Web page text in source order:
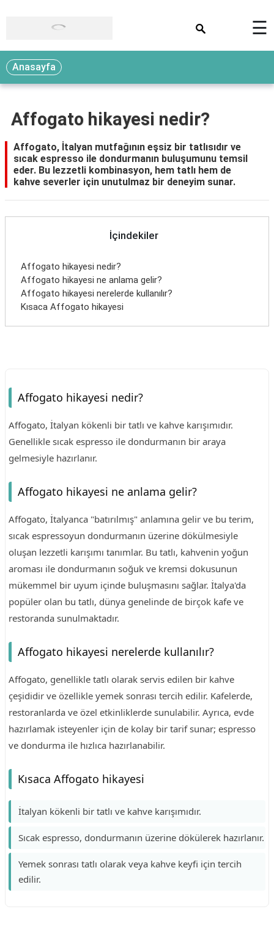
☰
Anasayfa
Affogato hikayesi nedir?
Affogato, İtalyan mutfağının eşsiz bir tatlısıdır ve
sıcak espresso ile dondurmanın buluşumunu temsil
eder. Bu lezzetli kombinasyon, hem tatlı hem de
kahve severler için unutulmaz bir deneyim sunar.
İçindekiler
Affogato hikayesi nedir?
Affogato hikayesi ne anlama gelir?
Affogato hikayesi nerelerde kullanılır?
Kısaca Affogato hikayesi
Affogato hikayesi nedir?
Affogato, İtalyan kökenli bir tatlı ve kahve karışımıdır.
Genellikle sıcak espresso ile dondurmanın bir araya
gelmesiyle hazırlanır.
Affogato hikayesi ne anlama gelir?
Affogato, İtalyanca "batırılmış" anlamına gelir ve bu terim,
sıcak espressoyun dondurmanın üzerine dökülmesiyle
oluşan lezzetli karışımı tanımlar. Bu tatlı, kahvenin yoğun
aroması ile dondurmanın soğuk ve kremsi dokusunun
mükemmel bir uyum içinde buluşmasını sağlar. İtalya'da
popüler olan bu tatlı, dünya genelinde de birçok kafe ve
restoranda sunulmaktadır.
Affogato hikayesi nerelerde kullanılır?
Affogato, genellikle tatlı olarak servis edilen bir kahve
çeşididir ve özellikle yemek sonrası tercih edilir. Kafelerde,
restoranlarda ve özel etkinliklerde sunulabilir. Ayrıca, evde
hazırlamak isteyenler için de kolay bir tarif sunar; espresso
ve dondurma ile hızlıca hazırlanabilir.
Kısaca Affogato hikayesi
İtalyan kökenli bir tatlı ve kahve karışımıdır.
Sıcak espresso, dondurmanın üzerine dökülerek hazırlanır.
Yemek sonrası tatlı olarak veya kahve keyfi için tercih
edilir.